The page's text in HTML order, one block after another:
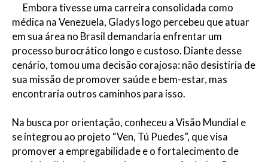
Embora tivesse uma carreira consolidada como
médica na Venezuela, Gladys logo percebeu que atuar
em sua área no Brasil demandaria enfrentar um
processo burocrático longo e custoso. Diante desse
cenário, tomou uma decisão corajosa: não desistiria de
sua missão de promover saúde e bem-estar, mas
encontraria outros caminhos para isso.
Na busca por orientação, conheceu a Visão Mundial e
se integrou ao projeto “Ven, Tú Puedes”, que visa
promover a empregabilidade e o fortalecimento de